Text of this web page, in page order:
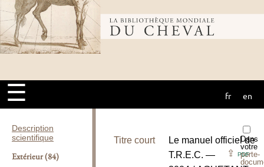
Bibliothèque
mondiale du
cheval
☰ fr en
Description
scientifique
Extérieur(84)
Dans
votre
porte-
⇪ PDF
Titre court
Le manuel officiel de
T.R.E.C. —